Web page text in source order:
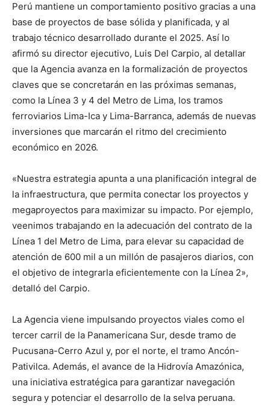
Perú mantiene un comportamiento positivo gracias a una
base de proyectos de base sólida y planificada, y al
trabajo técnico desarrollado durante el 2025. Así lo
afirmó su director ejecutivo, Luis Del Carpio, al detallar
que la Agencia avanza en la formalización de proyectos
claves que se concretarán en las próximas semanas,
como la Línea 3 y 4 del Metro de Lima, los tramos
ferroviarios Lima-Ica y Lima-Barranca, además de nuevas
inversiones que marcarán el ritmo del crecimiento
económico en 2026.
«Nuestra estrategia apunta a una planificación integral de
la infraestructura, que permita conectar los proyectos y
megaproyectos para maximizar su impacto. Por ejemplo,
veenimos trabajando en la adecuación del contrato de la
Línea 1 del Metro de Lima, para elevar su capacidad de
atención de 600 mil a un millón de pasajeros diarios, con
el objetivo de integrarla eficientemente con la Línea 2»,
detalló del Carpio.
La Agencia viene impulsando proyectos viales como el
tercer carril de la Panamericana Sur, desde tramo de
Pucusana-Cerro Azul y, por el norte, el tramo Ancón-
Pativilca. Además, el avance de la Hidrovía Amazónica,
una iniciativa estratégica para garantizar navegación
segura y potenciar el desarrollo de la selva peruana.